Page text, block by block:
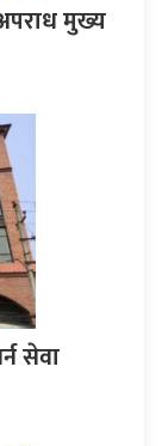
मुख्य
सेवा